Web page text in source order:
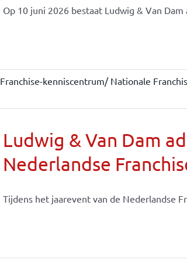
Op 10 juni 2026 bestaat Ludwig & Van Dam
Franchise-kenniscentrum/ Nationale
Ludwig & Van Dam
Nederlandse
Tijdens het jaarevent van de Nederlandse